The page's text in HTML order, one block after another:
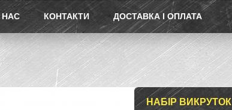
НАС КОНТАКТИ ДОСТАВКА І ОПЛАТА
НАБІР ВИКРУТОК